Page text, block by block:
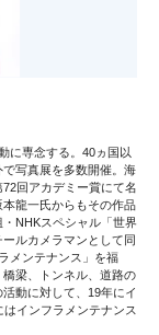
に専念する。40ヵ国以
で写真展を多数開催。海
回アカデミー賞にて名
龍一氏からもその作品
NHKスペシャル「世界
ルカメラマンとして同
メンテナンス」を福
梁、トンネル、道路の
動に対して、19年にイ
インフラメンテナンス